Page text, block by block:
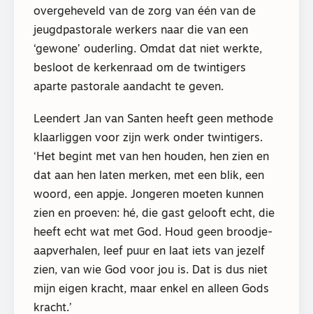
overgeheveld van de zorg van één van de
jeugdpastorale werkers naar die van een
‘gewone’ ouderling. Omdat dat niet werkte,
besloot de kerkenraad om de twintigers
aparte pastorale aandacht te geven.
Leendert Jan van Santen heeft geen methode
klaarliggen voor zijn werk onder twintigers.
‘Het begint met van hen houden, hen zien en
dat aan hen laten merken, met een blik, een
woord, een appje. Jongeren moeten kunnen
zien en proeven: hé, die gast gelooft echt, die
heeft echt wat met God. Houd geen broodje-
aapverhalen, leef puur en laat iets van jezelf
zien, van wie God voor jou is. Dat is dus niet
mijn eigen kracht, maar enkel en alleen Gods
kracht.’